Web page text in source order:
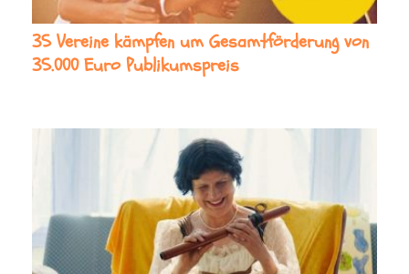
35 Vereine kämpfen um Gesamtförderung von
35.000 Euro Publikumspreis